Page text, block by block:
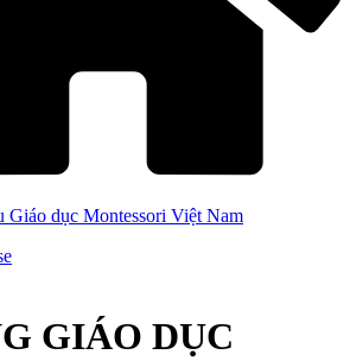
Giáo dục Montessori Việt Nam
GIÁO DỤC